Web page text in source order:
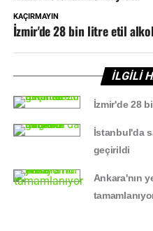
KAÇIRMAYIN
İzmir'de 28 bin litre etil
İLGİLİ
İzmir'de 28
İstanbul'da
geçirildi
Ankara'nın